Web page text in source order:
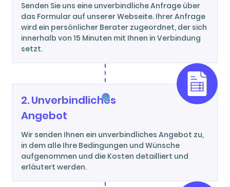
Senden Sie uns eine unverbindliche Anfrage über
das Formular auf unserer Webseite. Ihrer Anfrage
wird ein persönlicher Berater zugeordnet, der sich
innerhalb von 15 Minuten mit Ihnen in Verbindung
setzt.
2. Unverbindliches
Angebot
Wir senden Ihnen ein unverbindliches Angebot zu,
in dem alle Ihre Bedingungen und Wünsche
aufgenommen und die Kosten detailliert und
erläutert werden.